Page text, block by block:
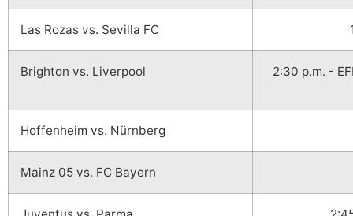
Las Rozas vs. Sevilla FC
Brighton vs. Liverpool 2:30 p.m. -
Hoffenheim vs. Nürnberg
Mainz 05 vs. FC Bayern